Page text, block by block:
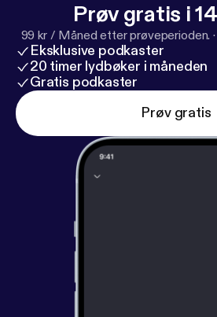
Prøv gratis i
99 kr / Måned etter prøveperioden. ·
Eksklusive podkaster
20 timer lydbøker i måneden
Gratis podkaster
Prøv gratis